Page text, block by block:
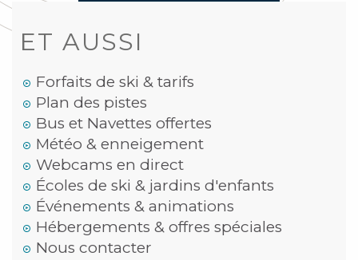
ET AUSSI
Forfaits de ski & tarifs
Plan des pistes
Bus et Navettes offertes
Météo & enneigement
Webcams en direct
Écoles de ski & jardins d'enfants
Événements & animations
Hébergements & offres spéciales
Nous contacter